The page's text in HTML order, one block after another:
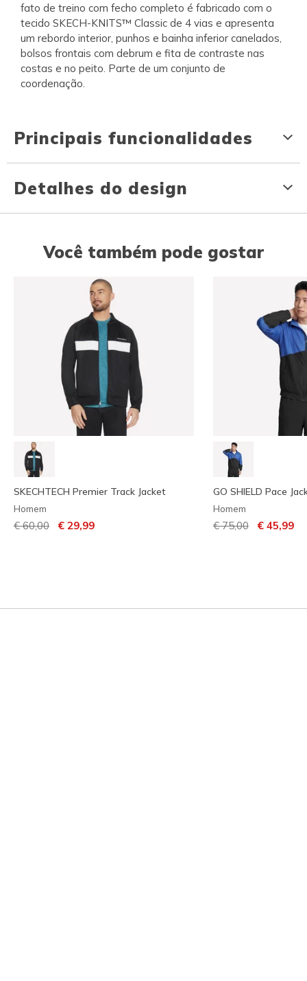
fato de treino com fecho completo é fabricado com o
tecido SKECH-KNITS™ Classic de 4 vias e apresenta
um rebordo interior, punhos e bainha inferior canelados,
bolsos frontais com debrum e fita de contraste nas
costas e no peito. Parte de um conjunto de
coordenação.
Principais funcionalidades
Detalhes do design
Você também pode gostar
SKECHTECH Premier Track Jacket
Homem
Preço com desconto de
€ 60,00 para
€ 29,99
GO SHIELD Pace
Homem
Preço com
€ 75,00para
€ 45,99